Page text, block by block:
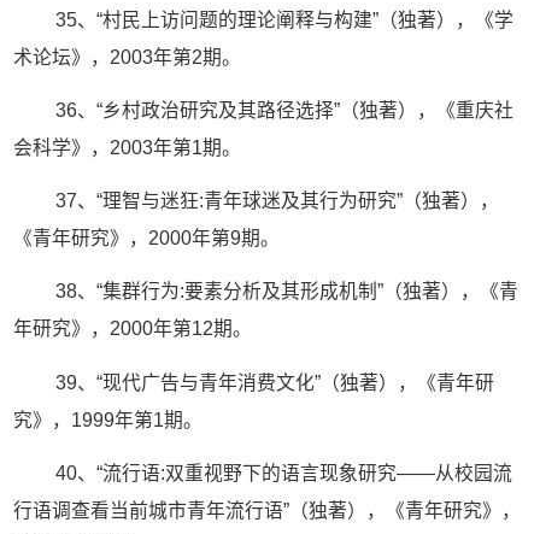
35、“村民上访问题的理论阐释与构建”（独著），《学
术论坛》，2003年第2期。
36、“乡村政治研究及其路径选择”（独著），《重庆社
会科学》，2003年第1期。
37、“理智与迷狂:青年球迷及其行为研究”（独著），
《青年研究》，2000年第9期。
38、“集群行为:要素分析及其形成机制”（独著），《青
年研究》，2000年第12期。
39、“现代广告与青年消费文化”（独著），《青年研
究》，1999年第1期。
40、“流行语:双重视野下的语言现象研究——从校园流
行语调查看当前城市青年流行语”（独著），《青年研究》，